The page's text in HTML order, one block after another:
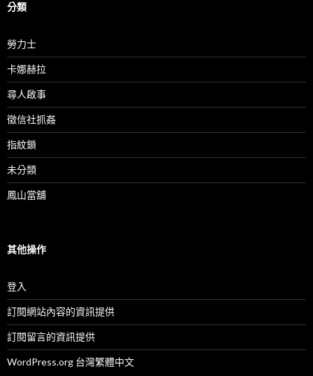
分類
勞力士
卡娜赫拉
尋人啟事
徵信社抓姦
指紋鎖
未分類
鳳山當舖
其他操作
登入
訂閱網站內容的資訊提供
訂閱留言的資訊提供
WordPress.org 台灣繁體中文